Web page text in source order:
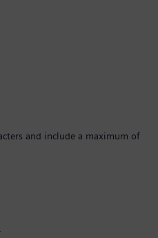
and include a maximum of